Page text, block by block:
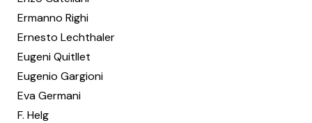
Ermanno Righi
Ernesto Lechthaler
Eugeni Quitllet
Eugenio Gargioni
Eva Germani
F. Helg